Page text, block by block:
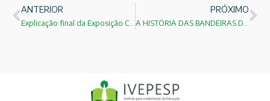
ANTERIOR
Explicação final da Exposição Cultural: Brasil e México
PRÓXIMO